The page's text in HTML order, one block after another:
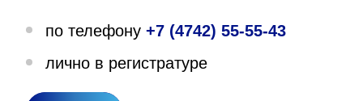
по телефону +7 (4742) 55-55-43
лично в регистратуре